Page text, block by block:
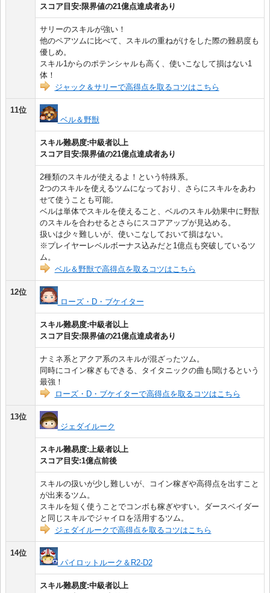
スコア目安:限界値の21億点達成者あり
サリーのスキルが強い！
他のペアツムに比べて、スキルの重ねがけをした際の難易度も
優しめ。
スキル1からのポテンシャルも高く、使いこなして損はない1
体！
ジャック＆サリーで高得点を取るコツはこちら
11位
ベル＆野獣
スキル難易度:中級者以上
スコア目安:限界値の21億点達成者あり
2種類のスキルが使えるよ！という特殊系。
2つのスキルを使えるツムになっており、さらにスキルをあわ
せて使うことも可能。
ベルは単体でスキルを使えること、ベルのスキル効果中に野獣
のスキルを合わせるとさらにスコアアップが見込める。
扱いは少々難しいが、使いこなしておいて損はない。
※プレイヤーレベルボーナス込みだと1億点も突破しているツ
ム。
ベル＆野獣で高得点を取るコツはこちら
12位
ローズ・D・ブケイター
スキル難易度:中級者以上
スコア目安:限界値の21億点達成者あり
ナミネ系とアクア系のスキルが混ざったツム。
同時にコイン稼ぎもできる、タイタニックの曲も聞けるという
最強！
ローズ・D・ブケイターで高得点を取るコツはこちら
13位
ジェダイルーク
スキル難易度:上級者以上
スコア目安:1億点前後
スキルの扱いが少し難しいが、コイン稼ぎや高得点を出すこと
が出来るツム。
スキルを短く使うことでコンボも稼ぎやすい。ダースベイダー
と同じスキルでジャイロを活用するツム。
ジェダイルークで高得点を取るコツはこちら
14位
パイロットルーク＆R2-D2
スキル難易度:中級者以上